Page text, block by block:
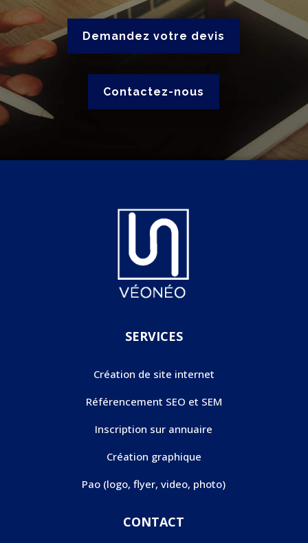
Demandez votre devis
Contactez-nous
SERVICES
Création de site internet
Référencement SEO et SEM
Inscription sur annuaire
Création graphique
Pao (logo, flyer, video, photo)
CONTACT